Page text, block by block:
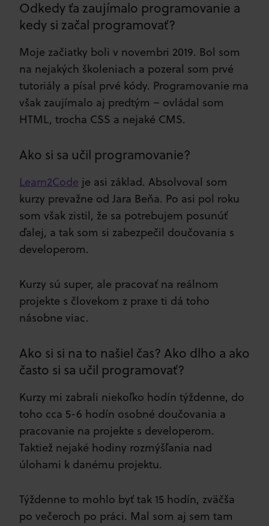
Odkedy ťa zaujímalo programovanie a
kedy si začal programovať?
Moje začiatky boli v novembri 2019. Bol som
na nejakých školeniach a pozeral som prvé
tutoriály a písal prvé kódy. Programovanie ma
však zaujímalo aj predtým – ovládal som
HTML, trocha CSS a nejaké CMS.
Ako si sa učil programovanie?
Learn2Code je asi základ. Absolvoval som
kurzy prevažne od Jara Beňa. Po asi pol roku
som však zistil, že sa potrebujem posunúť
ďalej, a tak som si zabezpečil doučovania s
developerom.
Kurzy sú super, ale pracovať na reálnom
projekte s človekom z praxe ti dá toho
násobne viac.
Ako si si na to našiel čas? Ako dlho a ako
často si sa učil programovať?
Kurzy mi zabrali niekoľko hodín týždenne, do
toho cca 5-6 hodín osobné doučovania a
pracovanie na projekte s developerom.
Taktiež nejaké hodiny rozmýšľania nad
úlohami k danému projektu.
Týždenne to mohlo byť tak 15 hodín, zväčša
po večeroch po práci. Mal som aj sem tam